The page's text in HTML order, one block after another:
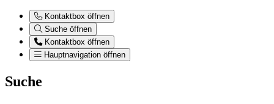
Kontaktbox öffnen
Suche öffnen
Kontaktbox öffnen
Hauptnavigation öffnen
Suche